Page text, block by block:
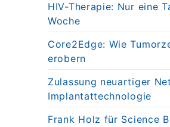
HIV-Therapie: Nur eine
Woche
Core2Edge: Wie
erobern
Zulassung neuartiger
Implantattechnologie
Frank Holz für Science